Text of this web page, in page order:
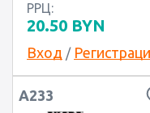
РРЦ:
20.50 BYN
Вход /
A233